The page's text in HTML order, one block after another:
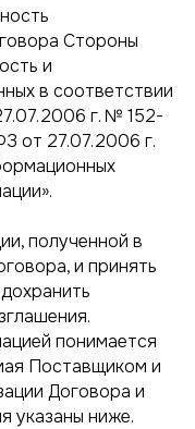
Стороны
и
в соответствии
г. № 152-
от 27.07.2006 г.
полученной в
и принять
понимается
Поставщиком и
Договора и
указаны ниже.